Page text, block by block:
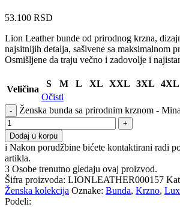
53.100 RSD
Lion Leather bunde od prirodnog krzna,
najsitnijih detalja, sašivene sa maksimalnom
Osmišljene da traju večno i zadovolje i
Veličina S M L XL XXL 3XL
4XL
Očisti
Ženska bunda sa prirodnim krznom -
Dodaj u korpu
i Nakon porudžbine bićete kontaktirani radi
artikla.
3 Osobe trenutno gledaju ovaj proizvod.
Šifra proizvoda: LIONLEATHER000157
Ženska kolekcija Oznake: Bunda, Krzno, Lux
Podeli: